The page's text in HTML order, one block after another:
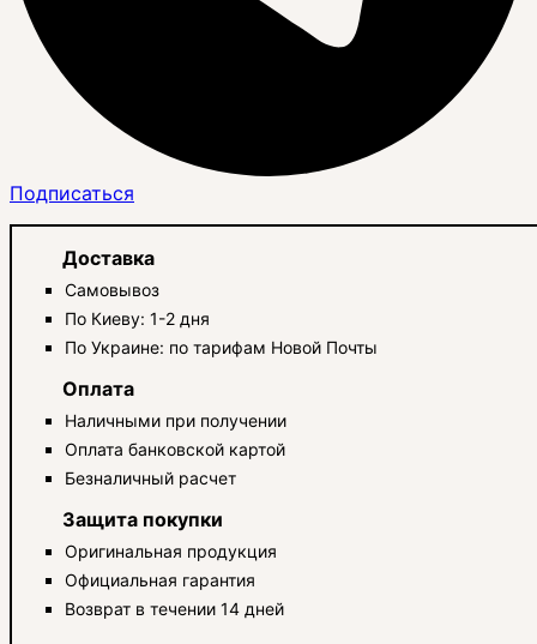
Подписаться
Доставка
Самовывоз
По Киеву: 1-2 дня
По Украине: по тарифам Новой Почты
Оплата
Наличными при получении
Оплата банковской картой
Безналичный расчет
Защита покупки
Оригинальная продукция
Официальная гарантия
Возврат в течении 14 дней